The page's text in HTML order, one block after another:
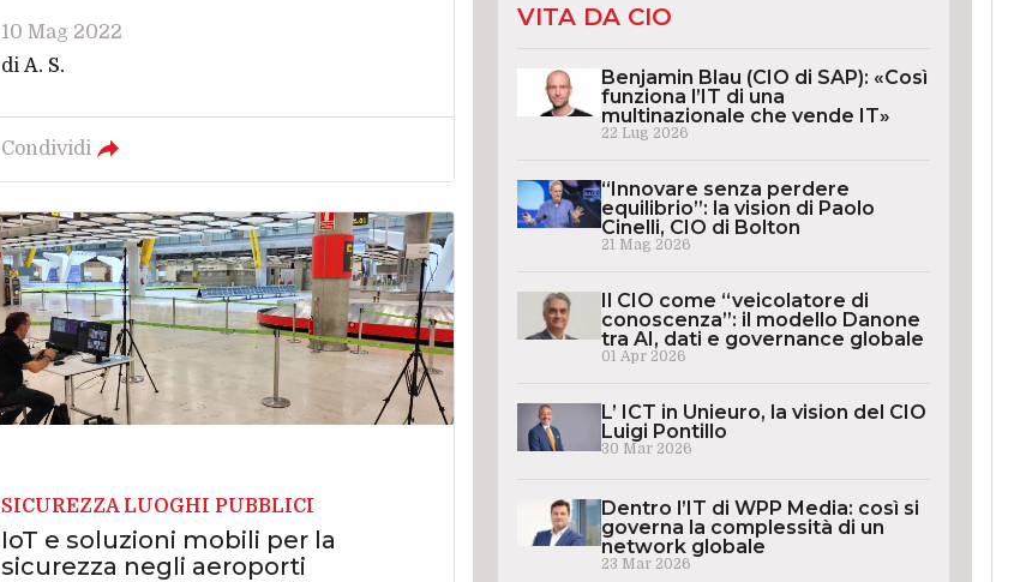
10 Mag 2022
diA. S.
Condividi
SICUREZZA LUOGHI PUBBLICI
IoT e soluzioni mobili per la
sicurezza negli aeroporti
VITA DA CIO
Benjamin Blau (CIO di SAP): «Così
funziona l’IT di una
multinazionale che vende IT»
22 Lug 2026
“Innovare senza perdere
equilibrio”: la vision di Paolo
Cinelli, CIO di Bolton
21 Mag 2026
Il CIO come “veicolatore di
conoscenza”: il modello Danone
tra AI, dati e governance globale
01 Apr 2026
L’ ICT in Unieuro, la vision del CIO
Luigi Pontillo
30 Mar 2026
Dentro l’IT di WPP Media: così si
governa la complessità di un
network globale
23 Mar 2026